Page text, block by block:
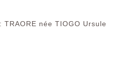
TRAORE née TIOGO Ursule